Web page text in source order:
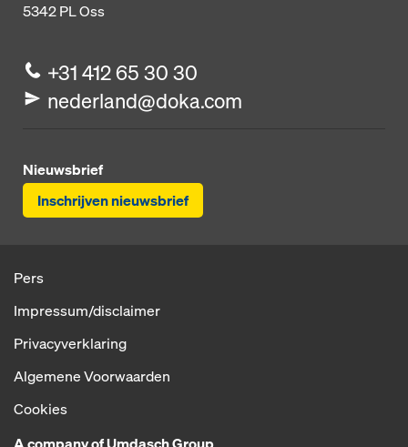
5342 PLOss
+31 412 65 30 30
nederland@doka.com
Nieuwsbrief
Inschrijven nieuwsbrief
Pers
Impressum/disclaimer
Privacyverklaring
Algemene Voorwaarden
Cookies